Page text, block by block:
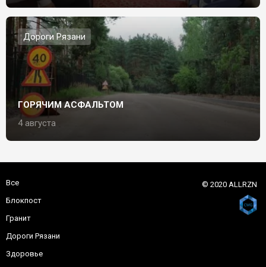
Дороги Рязани
ГОРЯЧИМ АСФАЛЬТОМ
4 августа
Все
Блокпост
Гранит
Дороги Рязани
Здоровье
© 2020 ALLRZN